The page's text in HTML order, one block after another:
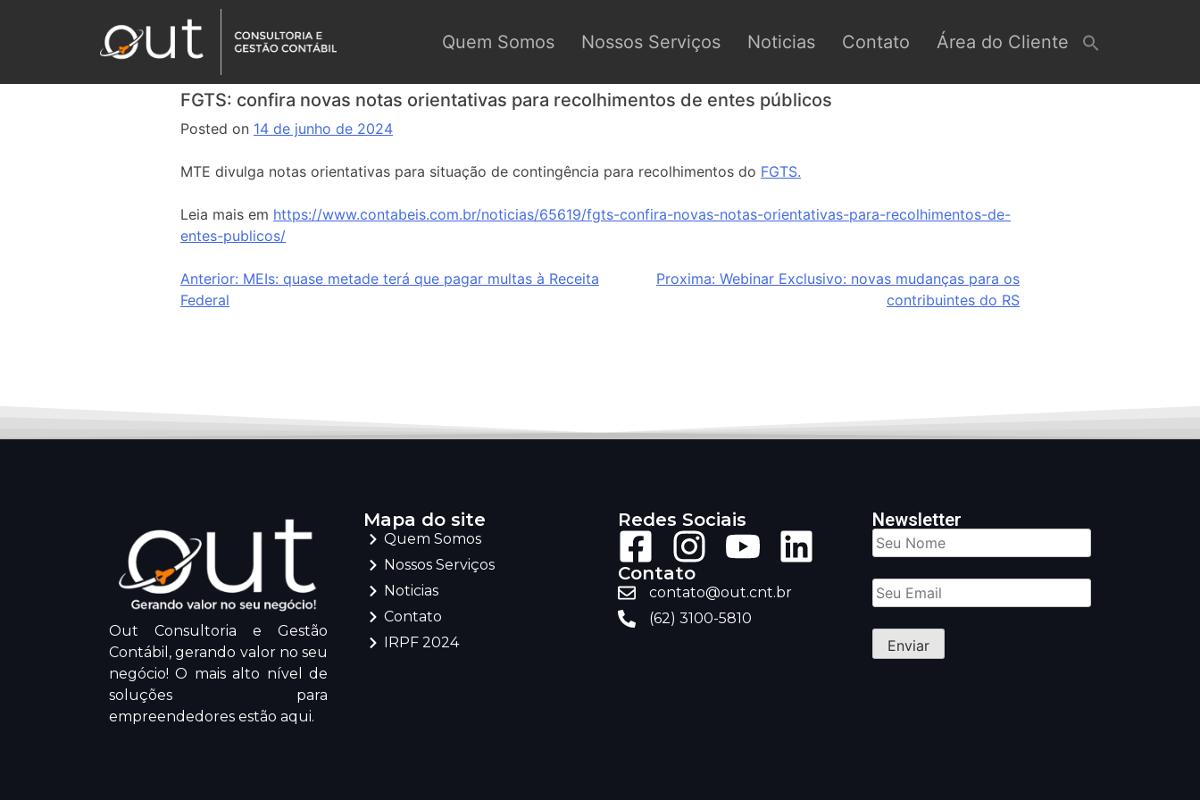
Quem Somos Nossos Serviços Noticias Contato Área do Cliente
FGTS: confira novas notas orientativas para recolhimentos de entes públicos
Posted on 14 de junho de 2024
MTE divulga notas orientativas para situação de contingência para recolhimentos do FGTS.
Leia mais em https://www.contabeis.com.br/noticias/65619/fgts-confira-novas-notas-orientativas-para-recolhimentos-de-
entes-publicos/
Anterior: MEIs: quase metade terá que pagar multas à Receita
Federal
Proxima: Webinar Exclusivo: novas mudanças para os
contribuintes do RS
Out Consultoria e Gestão
Contábil, gerando valor no seu
negócio! O mais alto nível de
soluções para
empreendedores estão aqui.
Mapa do site
Quem Somos
Nossos Serviços
Noticias
Contato
IRPF 2024
Redes Sociais
Contato
contato@out.cnt.br
(62) 3100-5810
Newsletter